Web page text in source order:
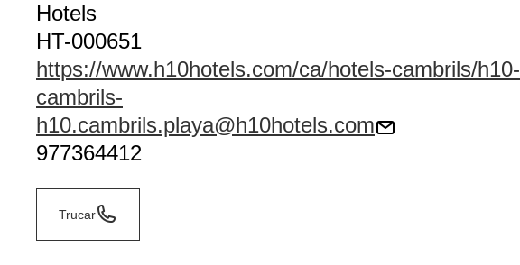
Hotels
HT-000651
https://www.h10hotels.com/ca/hotels-cambrils/h10-
cambrils-
h10.cambrils.playa@h10hotels.com
977364412
Trucar